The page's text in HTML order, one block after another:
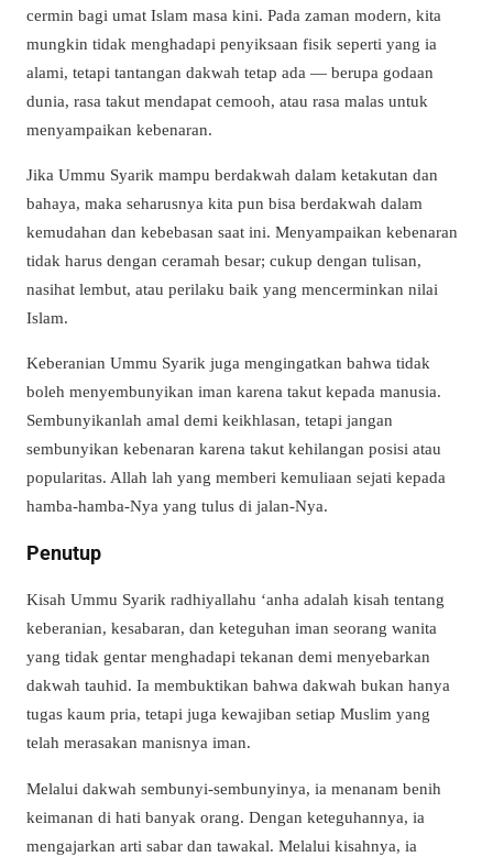
cermin bagi umat Islam masa kini. Pada zaman modern, kita
mungkin tidak menghadapi penyiksaan fisik seperti yang ia
alami, tetapi tantangan dakwah tetap ada — berupa godaan
dunia, rasa takut mendapat cemooh, atau rasa malas untuk
menyampaikan kebenaran.
Jika Ummu Syarik mampu berdakwah dalam ketakutan dan
bahaya, maka seharusnya kita pun bisa berdakwah dalam
kemudahan dan kebebasan saat ini. Menyampaikan kebenaran
tidak harus dengan ceramah besar; cukup dengan tulisan,
nasihat lembut, atau perilaku baik yang mencerminkan nilai
Islam.
Keberanian Ummu Syarik juga mengingatkan bahwa tidak
boleh menyembunyikan iman karena takut kepada manusia.
Sembunyikanlah amal demi keikhlasan, tetapi jangan
sembunyikan kebenaran karena takut kehilangan posisi atau
popularitas. Allah lah yang memberi kemuliaan sejati kepada
hamba-hamba-Nya yang tulus di jalan-Nya.
Penutup
Kisah Ummu Syarik radhiyallahu ‘anha adalah kisah tentang
keberanian, kesabaran, dan keteguhan iman seorang wanita
yang tidak gentar menghadapi tekanan demi menyebarkan
dakwah tauhid. Ia membuktikan bahwa dakwah bukan hanya
tugas kaum pria, tetapi juga kewajiban setiap Muslim yang
telah merasakan manisnya iman.
Melalui dakwah sembunyi-sembunyinya, ia menanam benih
keimanan di hati banyak orang. Dengan keteguhannya, ia
mengajarkan arti sabar dan tawakal. Melalui kisahnya, ia